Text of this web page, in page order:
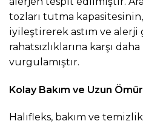
tozları tutma
iyileştirerek astım ve
rahatsızlıklarına karşı
vurgulamıştır.
Kolay Bakım ve Uzun
Halıfleks, bakım ve